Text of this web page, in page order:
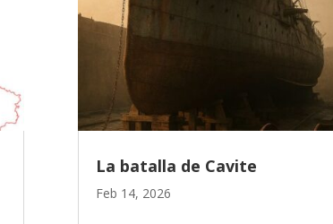
La batalla de Cavite
Feb 14, 2026